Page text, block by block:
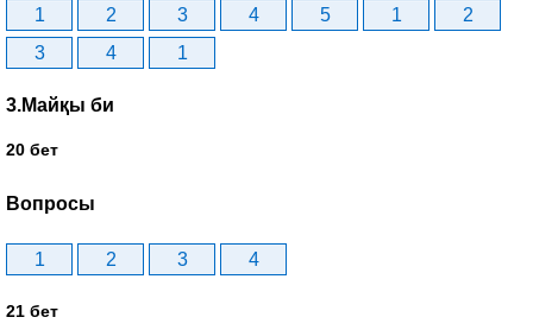
1 2 3 4 5 1
2
3
4 1
3.Майқы би
20 бет
Вопросы
1 2 3 4
21 бет